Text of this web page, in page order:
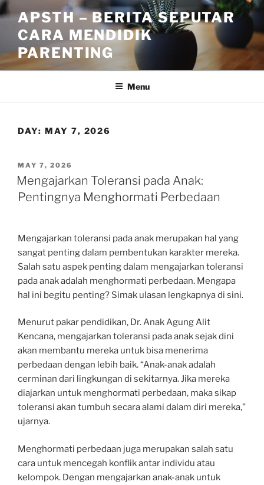
Skip
to
content
APSTH – BERITA SEPUTAR
CARA MENDIDIK
PARENTING
Menu
DAY: MAY 7, 2026
POSTED
ON
MAY 7, 2026
Mengajarkan Toleransi pada Anak:
Pentingnya Menghormati Perbedaan
Mengajarkan toleransi pada anak merupakan hal yang
sangat penting dalam pembentukan karakter mereka.
Salah satu aspek penting dalam mengajarkan toleransi
pada anak adalah menghormati perbedaan. Mengapa
hal ini begitu penting? Simak ulasan lengkapnya di sini.
Menurut pakar pendidikan, Dr. Anak Agung Alit
Kencana, mengajarkan toleransi pada anak sejak dini
akan membantu mereka untuk bisa menerima
perbedaan dengan lebih baik. “Anak-anak adalah
cerminan dari lingkungan di sekitarnya. Jika mereka
diajarkan untuk menghormati perbedaan, maka sikap
toleransi akan tumbuh secara alami dalam diri mereka,”
ujarnya.
Menghormati perbedaan juga merupakan salah satu
cara untuk mencegah konflik antar individu atau
kelompok. Dengan mengajarkan anak-anak untuk